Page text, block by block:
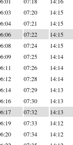
07:20 14:15
07:21 14:15
07:22 14:15
07:24 14:15
07:25 14:14
07:26 14:14
07:28 14:14
07:29 14:13
07:30 14:13
07:32 14:13
07:33 14:12
07:34 14:12